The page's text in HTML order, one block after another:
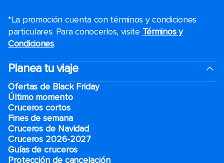
*La promoción cuenta con términos y condiciones
particulares. Para conocerlos, visite Términos y
Condiciones.
Planea tu viaje
Ofertas de Black Friday
Último momento
Cruceros cortos
Fines de semana
Cruceros de Navidad
Cruceros 2026-2027
Guías de cruceros
Protección de cancelación